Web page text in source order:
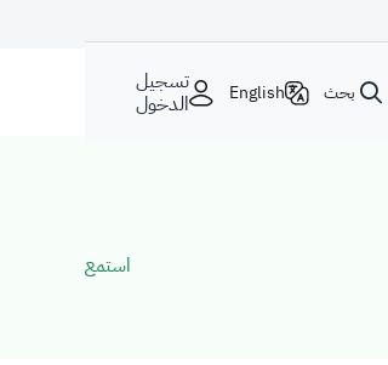
بحث English تسجيل
الدخول
استمع